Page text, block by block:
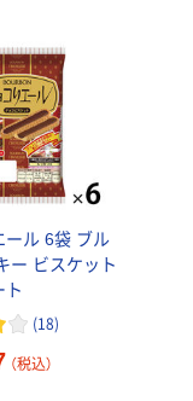
ール 6袋 ブル
ー ビスケット
ト
(18)
（税込）
（税込）